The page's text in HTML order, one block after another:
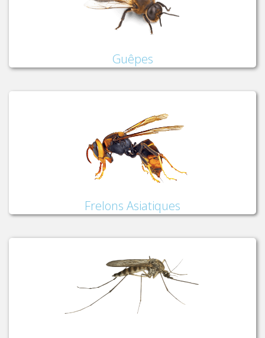
Guêpes
Frelons Asiatiques